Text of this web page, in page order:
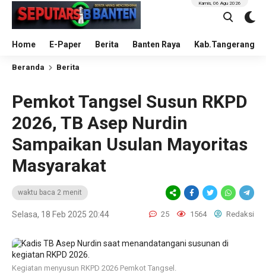
Home E-Paper Berita Banten Raya Kab.Tangerang
Kamis, 06 Agu 2026
Beranda Berita
Pemkot Tangsel Susun RKPD
2026, TB Asep Nurdin
Sampaikan Usulan Mayoritas
Masyarakat
waktu baca 2 menit
Selasa, 18 Feb 2025 20:44 25 1564 Redaksi
Kegiatan menyusun RKPD 2026 Pemkot Tangsel.